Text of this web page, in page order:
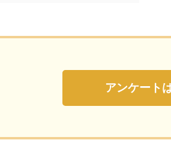
アンケート